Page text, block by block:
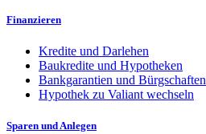
Finanzieren
Kredite und Darlehen
Baukredite und Hypotheken
Bankgarantien und Bürgschaften
Hypothek zu Valiant wechseln
Sparen und Anlegen